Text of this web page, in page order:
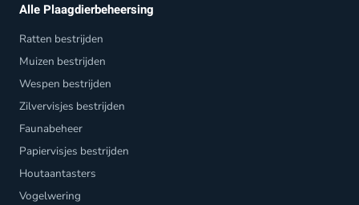
Alle Plaagdierbeheersing
Ratten bestrijden
Muizen bestrijden
Wespen bestrijden
Zilvervisjes bestrijden
Faunabeheer
Papiervisjes bestrijden
Houtaantasters
Vogelwering